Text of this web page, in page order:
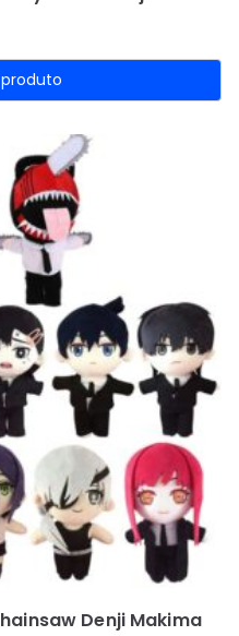
Denji Makima